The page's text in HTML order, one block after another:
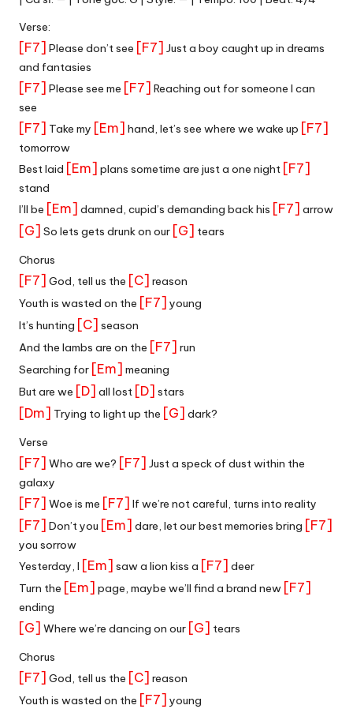
Verse:
[F7] Please don’t see [F7] Just a boy caught up in dreams
and fantasies
[F7] Please see me [F7] Reaching out for someone I can
see
[F7] Take my [Em] hand, let’s see where we wake up [F7]
tomorrow
Best laid [Em] plans sometime are just a one night [F7]
stand
I’ll be [Em] damned, cupid’s demanding back his [F7] arrow
[G] So lets gets drunk on our [G] tears
Chorus
[F7] God, tell us the [C] reason
Youth is wasted on the [F7] young
It’s hunting [C] season
And the lambs are on the [F7] run
Searching for [Em] meaning
But are we [D] all lost [D] stars
[Dm] Trying to light up the [G] dark?
Verse
[F7] Who are we? [F7] Just a speck of dust within the
galaxy
[F7] Woe is me [F7] If we’re not careful, turns into reality
[F7] Don’t you [Em] dare, let our best memories bring [F7]
you sorrow
Yesterday, I [Em] saw a lion kiss a [F7] deer
Turn the [Em] page, maybe we’ll find a brand new [F7]
ending
[G] Where we’re dancing on our [G] tears
Chorus
[F7] God, tell us the [C] reason
Youth is wasted on the [F7] young